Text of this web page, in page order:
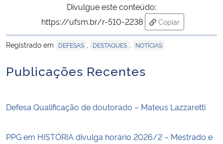
Controladoria-Geral da União
Ministério da Mulher, da Família e dos Direitos Humanos
Secretaria-Geral
Divulgue este conteúdo:
https://ufsm.br/r-510-2238
Copiar
para área de
Registrado em
DEFESAS DESTAQUES NOTÍCIAS
Publicações Recentes
Defesa Qualificação de doutorado – Mateus Lazzaretti
PPG em HISTÓRIA divulga horário 2026/2 – Mestrado e